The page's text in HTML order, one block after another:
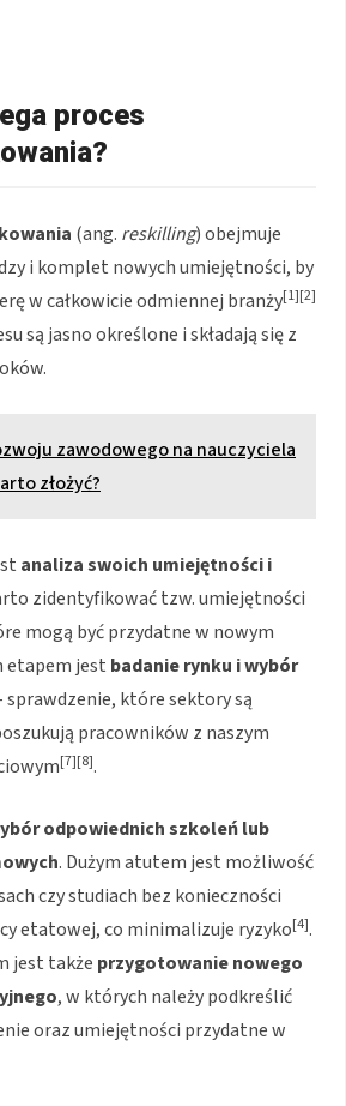
proces
(ang. reskilling) obejmuje
i komplet nowych umiejętności, by
w całkowicie odmiennej branży[1][2]
są jasno określone i składają się z
zawodowego na nauczyciela
złożyć?
analiza swoich umiejętności i
zidentyfikować tzw. umiejętności
mogą być przydatne w nowym
etapem jest badanie rynku i wybór
sprawdzenie, które sektory są
pracowników z naszym
[7][8].
odpowiednich szkoleń lub
. Dużym atutem jest możliwość
czy studiach bez konieczności
etatowej, co minimalizuje ryzyko[4].
jest także przygotowanie nowego
, w których należy podkreślić
oraz umiejętności przydatne w